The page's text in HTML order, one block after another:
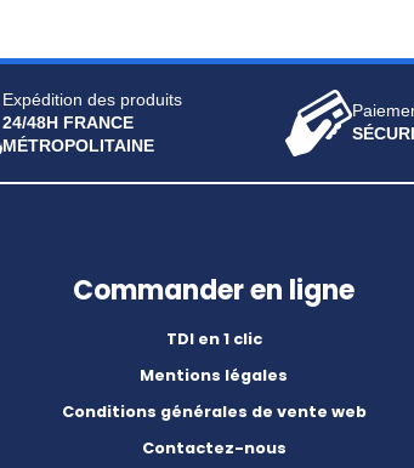
Expédition des produits
24/48H FRANCE
MÉTROPOLITAINE
Commander en ligne
TDI en 1 clic
Mentions légales
Conditions générales de vente web
Contactez-nous